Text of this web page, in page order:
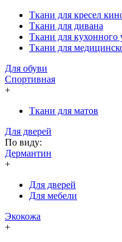
Ткани для кресел
Ткани для дивана
Ткани для кухонного
Ткани для
Для обуви
Спортивная
+
Ткани для матов
Для дверей
По виду:
Дермантин
+
Для дверей
Для мебели
Экокожа
+